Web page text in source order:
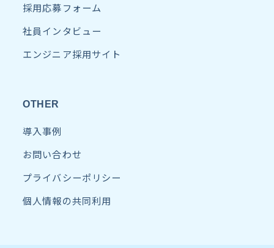
採用応募フォーム
社員インタビュー
エンジニア採用サイト
OTHER
導入事例
お問い合わせ
プライバシーポリシー
個人情報の共同利用